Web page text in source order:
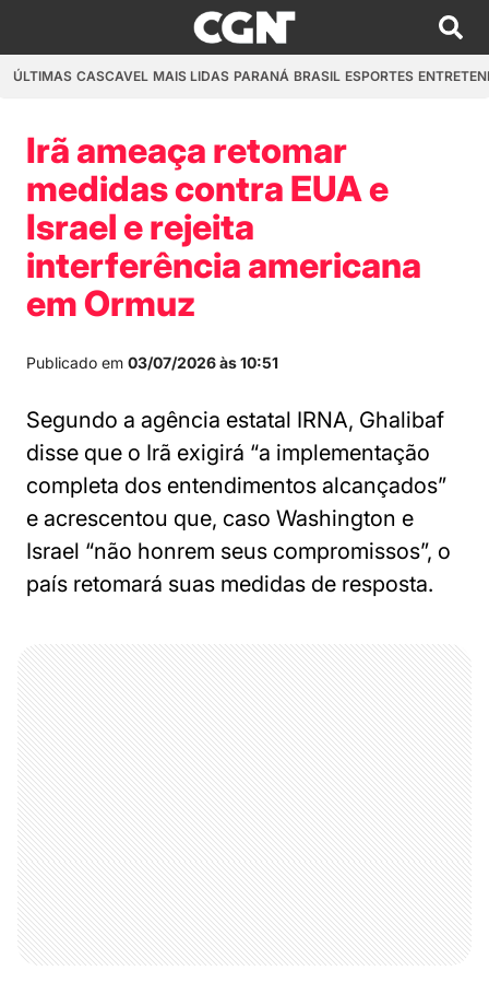
ÚLTIMAS CASCAVEL MAIS LIDAS PARANÁ BRASIL ESPORTES
Irã ameaça retomar
medidas contra EUA e
Israel e rejeita
interferência americana
em Ormuz
Publicado em 03/07/2026 às 10:51
Segundo a agência estatal IRNA, Ghalibaf
disse que o Irã exigirá “a implementação
completa dos entendimentos alcançados”
e acrescentou que, caso Washington e
Israel “não honrem seus compromissos”, o
país retomará suas medidas de resposta.